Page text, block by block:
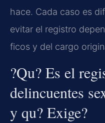
hace. Cada caso es
evitar el registro
ficos y del cargo
?Qu? Es el
delincuentes
y qu? Exige?